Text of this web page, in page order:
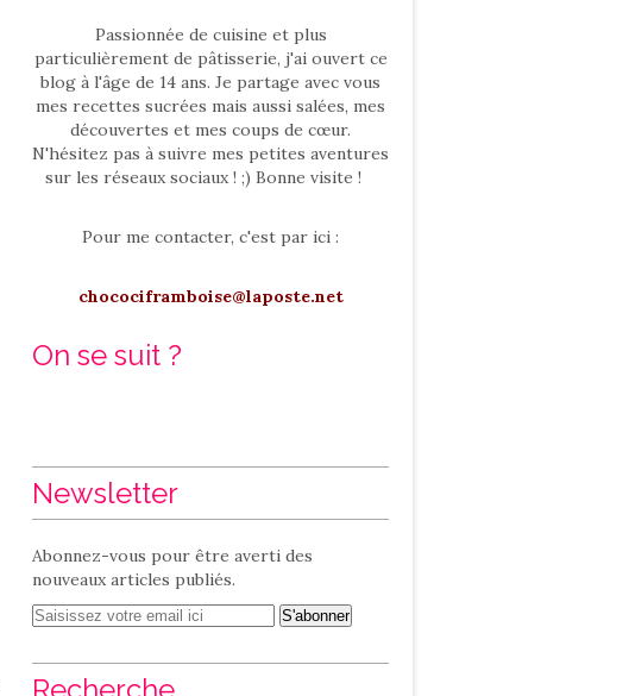
Passionnée de cuisine et plus
particulièrement de pâtisserie, j'ai ouvert ce
blog à l'âge de 14 ans. Je partage avec vous
mes recettes sucrées mais aussi salées, mes
découvertes et mes coups de cœur.
N'hésitez pas à suivre mes petites aventures
sur les réseaux sociaux ! ;) Bonne visite !
Pour me contacter, c'est par ici :
chocociframboise@laposte.net
On se suit ?
Newsletter
Abonnez-vous pour être averti des
nouveaux articles publiés.